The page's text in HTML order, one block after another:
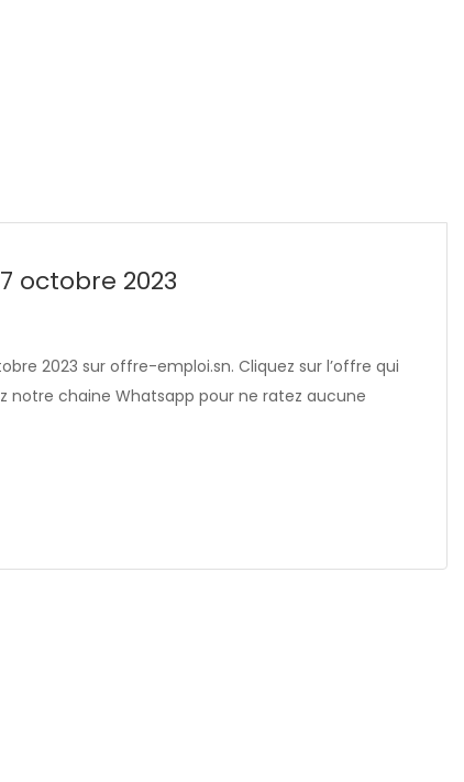
octobre 2023
2023 sur offre-emploi.sn. Cliquez sur l’offre qui
notre chaine Whatsapp pour ne ratez aucune